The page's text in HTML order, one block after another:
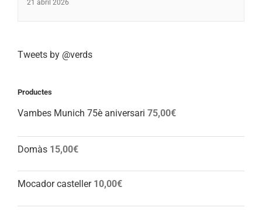
21 abril 2026
Tweets by @verds
Productes
Vambes Munich 75è aniversari 75,00€
Domàs 15,00€
Mocador casteller 10,00€